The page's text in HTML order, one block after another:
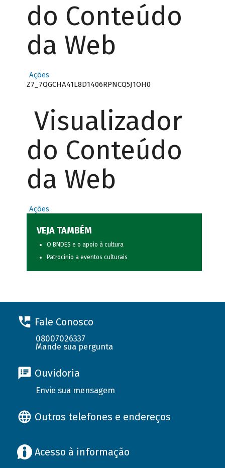
do Conteúdo
da Web
Ações
Z7_7QGCHA41L8D1406RPNCQ5J1OH0
Visualizador
do Conteúdo
da Web
Ações
VEJA TAMBÉM
O BNDES e o apoio à cultura
Patrocínio a eventos culturais
Fale Conosco
08007026337
Mande sua pergunta
Ouvidoria
Envie sua mensagem
Outros telefones e endereços
Acesso à informação